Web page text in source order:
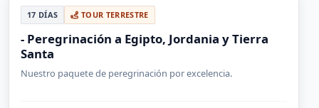
17 DÍAS TOUR TERRESTRE
- Peregrinación a Egipto, Jordania y Tierra
Santa
Nuestro paquete de peregrinación por excelencia.